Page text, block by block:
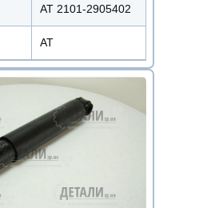
AT 2101-2905402
АТ